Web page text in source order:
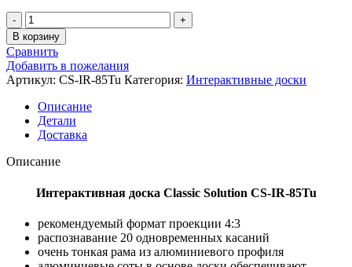
В корзину
Сравнить
Добавить в пожелания
Артикул: CS-IR-85Tu Категория: Интерактивные доски
Описание
Детали
Доставка
Описание
Интерактивная доска Classic Solution CS-IR-85Tu
рекомендуемый формат проекции 4:3
распознавание 20 одновременных касаний
очень тонкая рама из алюминиевого профиля